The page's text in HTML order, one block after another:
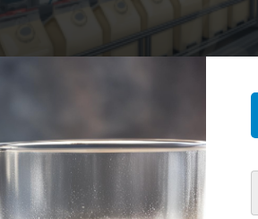
Medição de vazão reduz
perdas no envase
No envase lácteo, perdas pequenas e repetidas